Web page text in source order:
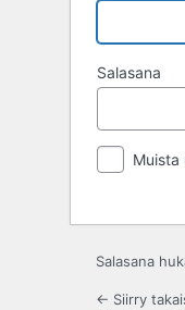
Salasana
Muista
Salasana
← Siirry